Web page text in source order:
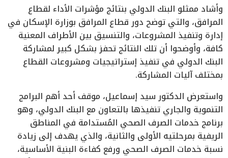
وأشاد ممثلو البنك الدولي بنتائج مؤشرات الأداء لقطاع
المرافق، والتي توضح دور قطاع المرافق بوزارة الإسكان في
إدارة وتنفيذ المشروعات، والتنسيق بين الأطراف المعنية
كافة، وأوضحوا أن تلك النتائج تحفز بشكل كبير لمشاركة
البنك الدولي في تنفيذ إستراتيجيات ومشروعات القطاع
بمختلف آليات المشاركة.
واستعرض الدكتور سيد إسماعيل، موقف أحد أهم البرامج
التنموية والجاري تنفيذها بالتعاون مع البنك الدولي، وهو
برنامج خدمات الصرف الصحي المُستدامة في المناطق
الريفية بمرحلتيه الأولى والثانية، والذي يهدف إلى زيادة
نسبة خدمات الصرف الصحي ورفع كفاءة البنية الأساسية،